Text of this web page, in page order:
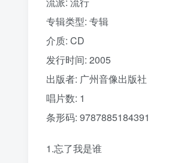
专辑类型: 专辑
介质: CD
发行时间: 2005
出版者: 广州音像出版社
唱片数: 1
条形码: 9787885184391
1.忘了我是谁